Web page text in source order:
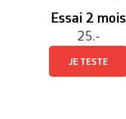
Essai 2 mois
25.-
JE TESTE